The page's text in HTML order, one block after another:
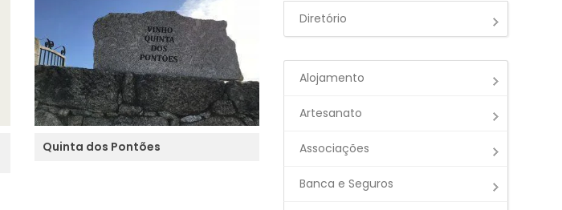
Quinta dos Pontões
Diretório
Alojamento
Artesanato
Associações
Banca e Seguros